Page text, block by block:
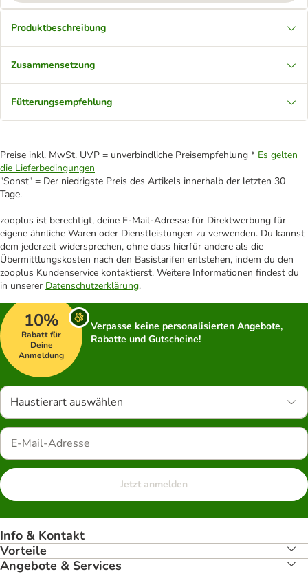
Produktbeschreibung
Zusammensetzung
Fütterungsempfehlung
Preise inkl. MwSt. UVP = unverbindliche Preisempfehlung * Es gelten
die Lieferbedingungen
"Sonst" = Der niedrigste Preis des Artikels innerhalb der letzten 30
Tage.
zooplus ist berechtigt, deine E-Mail-Adresse für Direktwerbung für
eigene ähnliche Waren oder Dienstleistungen zu verwenden. Du kannst
dem jederzeit widersprechen, ohne dass hierfür andere als die
Übermittlungskosten nach den Basistarifen entstehen, indem du den
zooplus Kundenservice kontaktierst. Weitere Informationen findest du
in unserer Datenschutzerklärung.
10%
Rabatt für
Deine
Anmeldung
Verpasse keine personalisierten Angebote,
Rabatte und Gutscheine!
Haustierart auswählen
Jetzt anmelden
Info & Kontakt
Vorteile
Angebote & Services